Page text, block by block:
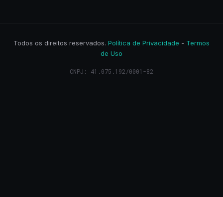
Todos os direitos reservados. Política de Privacidade - Termos
de Uso
CNPJ: 41.075.192/0001-82